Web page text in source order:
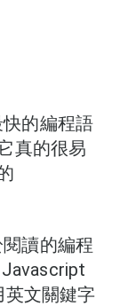
的編程語
真的很易
讀的編程
文關鍵字